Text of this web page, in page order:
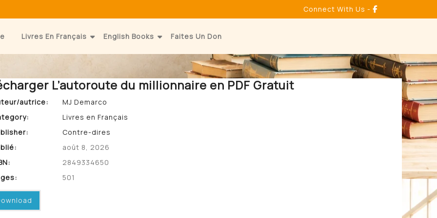
Connect With Us -
Livres En Français English Books Faites Un Don
L’autoroute du millionnaire en PDF Gratuit
autrice:
MJ Demarco
Livres en Français
Contre-dires
août 8, 2026
2849334650
501